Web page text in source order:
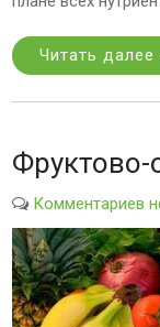
Читать далее
Комментариев